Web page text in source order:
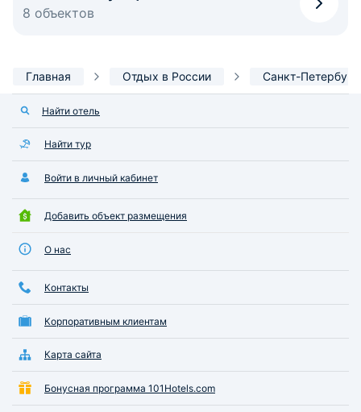
8 объектов
Главная Отдых в России Санкт-Петербург
Найти отель
Найти тур
Войти в личный кабинет
Добавить объект размещения
О нас
Контакты
Корпоративным клиентам
Карта сайта
Бонусная программа 101Hotels.com